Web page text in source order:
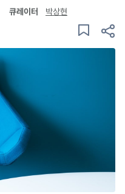
큐레이터 박상현